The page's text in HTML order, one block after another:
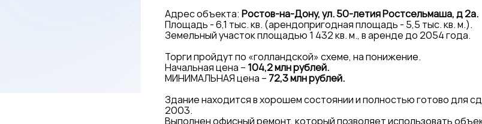
Адрес объекта: Ростов-на-Дону, ул. 50-летия Ростсельмаша, д 2а.
Площадь - 6,1 тыс. кв. (арендопригодная площадь - 5,5 тыс. кв. м.).
Земельный участок площадью 1 432 кв. м., в аренде до 2054 года.
Торги пройдут по «голландской» схеме, на понижение.
Начальная цена – 104,2 млн рублей.
МИНИМАЛЬНАЯ цена – 72,3 млн рублей.
Здание находится в хорошем состоянии и полностью готово для
2003.
Выполнен офисный ремонт, который позволяет использовать